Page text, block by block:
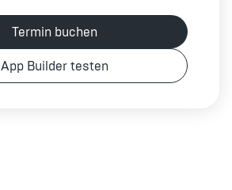
Termin buchen
App Builder testen